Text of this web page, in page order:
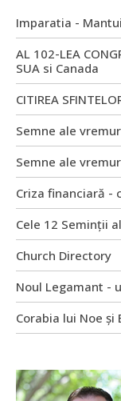
Imparatia -
AL 102-LEA
SUA si Canada
CITIREA
Semne ale
Semne ale
Criza financiară -
Cele 12 Seminții
Church Directory
Noul Legamant -
Corabia lui Noe